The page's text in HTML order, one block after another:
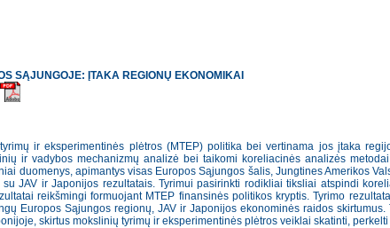
SĄJUNGOJE: ĮTAKA REGIONŲ EKONOMIKAI
ir eksperimentinės plėtros (MTEP) politika bei vertinama jos įtaka
ir vadybos mechanizmų analizė bei taikomi koreliacinės analizės
duomenys, apimantys visas Europos Sąjungos šalis, Jungtines Amerikos
JAV ir Japonijos rezultatais. Tyrimui pasirinkti rodikliai tiksliai atspindi
reikšmingi formuojant MTEP finansinės politikos kryptis. Tyrimo
Europos Sąjungos regionų, JAV ir Japonijos ekonominės raidos
skirtus mokslinių tyrimų ir eksperimentinės plėtros veiklai skatinti,